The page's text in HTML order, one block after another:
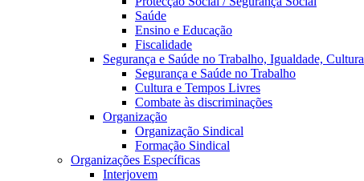
Saúde
Ensino e Educação
Fiscalidade
Segurança e Saúde no Trabalho, Igualdade, Cultura
Segurança e Saúde no Trabalho
Cultura e Tempos Livres
Combate às discriminações
Organização
Organização Sindical
Formação Sindical
Organizações Específicas
Interjovem